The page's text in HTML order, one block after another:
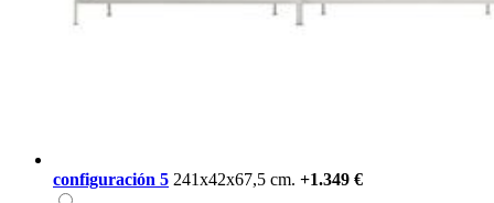
configuración 5 241x42x67,5 cm. +1.349 €